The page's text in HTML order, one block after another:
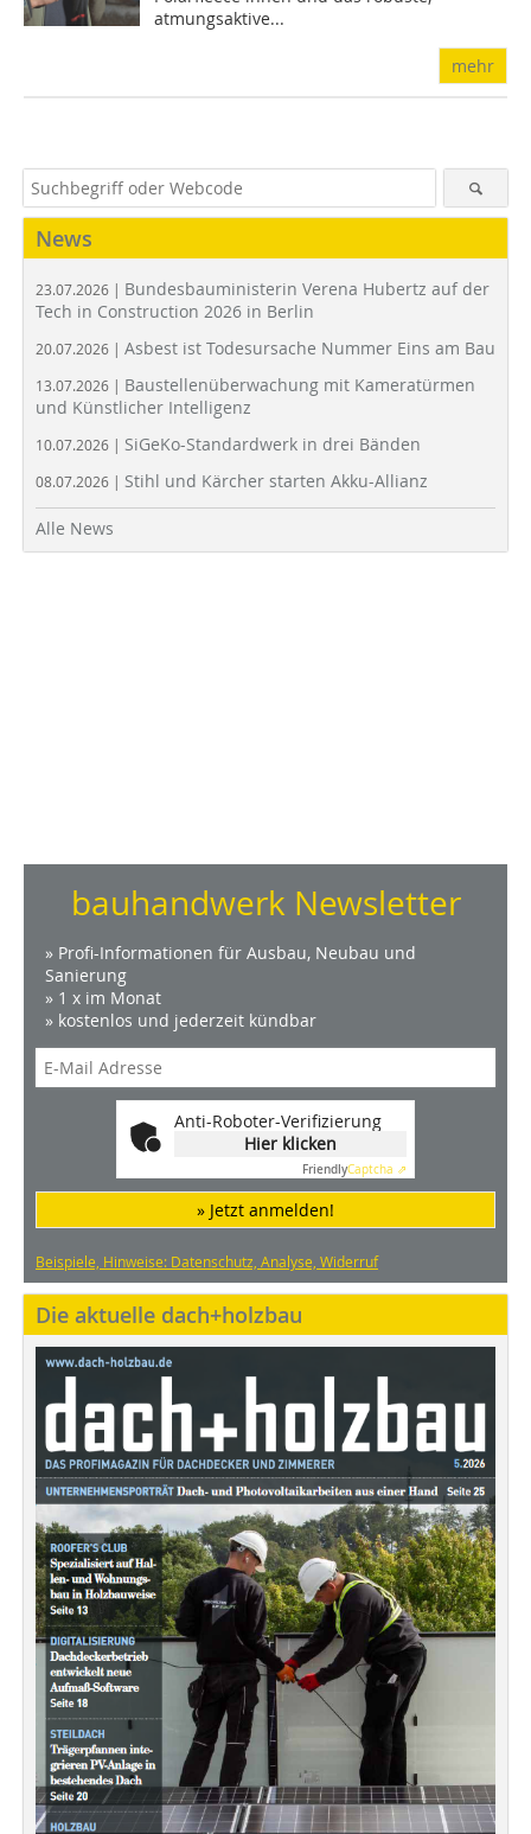
atmungsaktive...
mehr
News
23.07.2026 | Bundesbauministerin Verena Hubertz auf der
Tech in Construction 2026 in Berlin
20.07.2026 | Asbest ist Todesursache Nummer Eins am Bau
13.07.2026 | Baustellenüberwachung mit Kameratürmen
und Künstlicher Intelligenz
10.07.2026 | SiGeKo-Standardwerk in drei Bänden
08.07.2026 | Stihl und Kärcher starten Akku-Allianz
Alle News
bauhandwerk Newsletter
» Profi-Informationen für Ausbau, Neubau und
Sanierung
» 1 x im Monat
» kostenlos und jederzeit kündbar
Anti-Roboter-Verifizierung
Hier klicken
FriendlyCaptcha ⇗
» Jetzt anmelden!
Beispiele, Hinweise: Datenschutz, Analyse, Widerruf
Die aktuelle dach+holzbau